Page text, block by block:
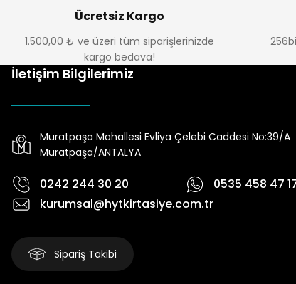
Ücretsiz Kargo
1.500,00 ₺ ve üzeri tüm siparişlerinizde
kargo bedava!
İletişim Bilgilerimiz
Muratpaşa Mahallesi Evliya Çelebi Caddesi No:39/A
Muratpaşa/ANTALYA
0242 244 30 20
0535 458 47
kurumsal@hytkirtasiye.com.tr
Sipariş Takibi